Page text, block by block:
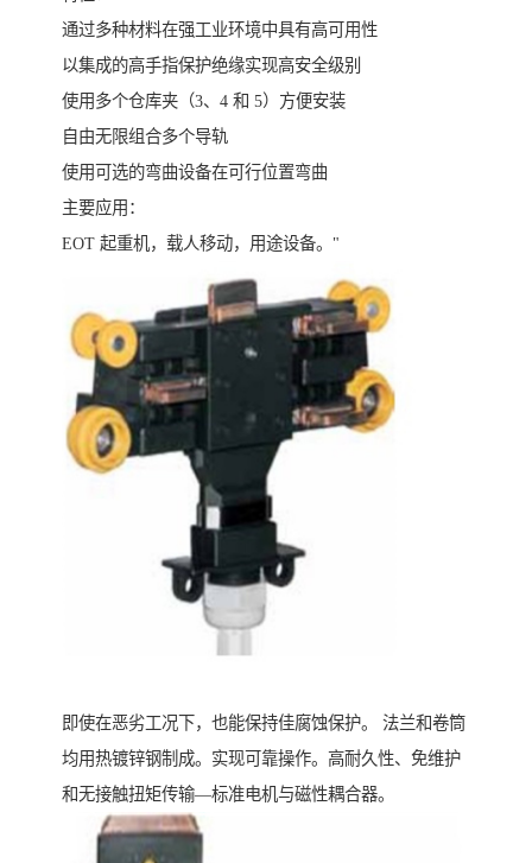
通过多种材料在强工业环境中具有高可用性
以集成的高手指保护绝缘实现高安全级别
使用多个仓库夹（3、4 和 5）方便安装
自由无限组合多个导轨
使用可选的弯曲设备在可行位置弯曲
主要应用：
EOT 起重机，载人移动，用途设备。"
即使在恶劣工况下，也能保持佳腐蚀保护。 法兰和卷筒
均用热镀锌钢制成。实现可靠操作。高耐久性、免维护
和无接触扭矩传输—标准电机与磁性耦合器。